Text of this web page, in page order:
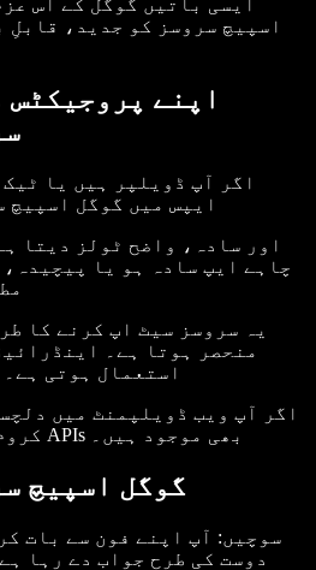
ایسی باتیں گوگل کے اس
اسپیچ سروسز کو جدید، قابلِ
اپنے
اگر آپ ڈویلپر ہیں یا
چاہے ایپ سادہ ہو یا
یہ سروسز سیٹ اپ کرنے کا
منحصر ہوتا ہے۔
اگر آپ ویب ڈویلپمنٹ میں
کروم میں ایکسٹینشنز اور APIs بھی موجود ہیں۔
گوگل اسپیچ
سوچیں: آپ اپنے فون سے بات
دوست کی طرح جواب دے رہا